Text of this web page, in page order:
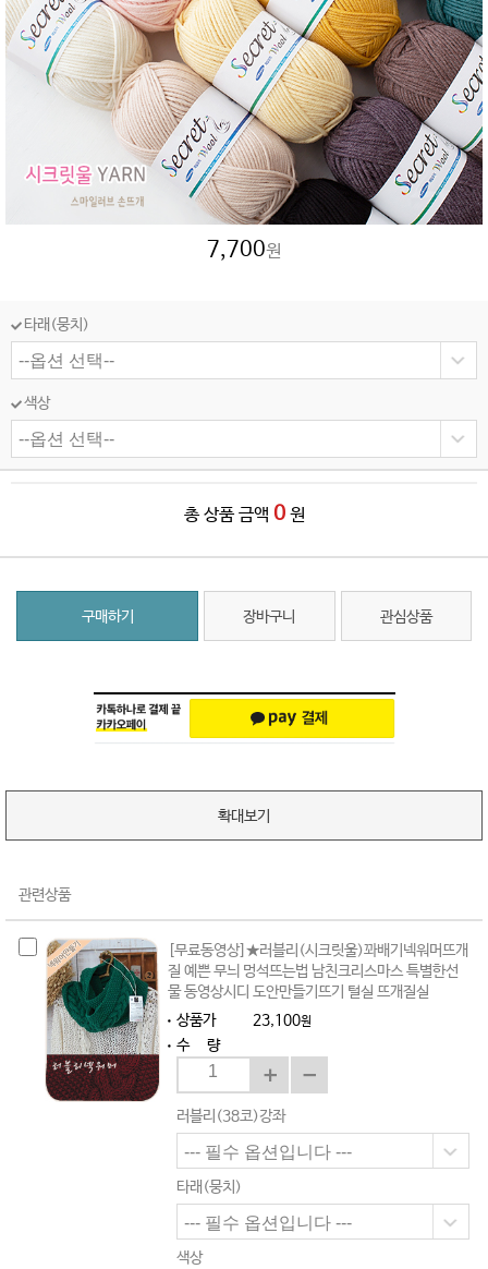
7,700원
타래(뭉치)
색상
총 상품 금액 0 원
구매하기 장바구니 관심상품
확대보기
관련상품
[무료동영상]★러블리(시크릿울)꽈배기넥워머뜨개
질 예쁜 무늬 멍석뜨는법 남친크리스마스 특별한선
물 동영상시디 도안만들기뜨기 털실 뜨개질실
상품가
23,100원
수 량
러블리(38코)강좌
타래(뭉치)
색상